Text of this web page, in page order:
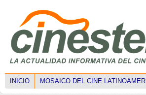
INICIO MOSAICO DEL CINE